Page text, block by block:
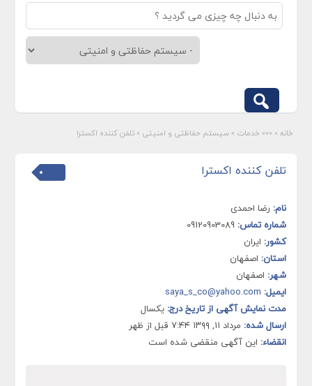
خانه » »»» خدمات » سیستم حفاظتی و امنیتی » تلفن کننده اکسترا
تلفن کننده اکسترا
نام: رضا احمدی
شماره تماس: 09120903089
کشور: ایران
استان: اصفهان
شهر: اصفهان
ایمیل: saya_s_co@yahoo.com
مدت نمایش آگهی از تاریخ درج: یکسال
ارسال شده: مرداد ۱۱, ۱۳۹۹ ۷:۴۴ قبل از ظهر
انقضاء: این آگهی منقضی شده است